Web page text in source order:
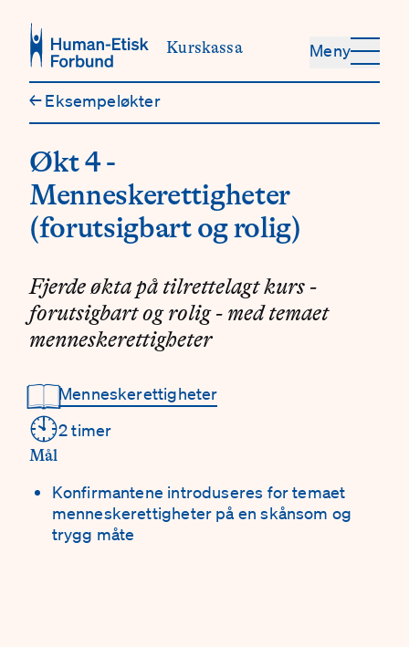
Kurskassa Meny
←Eksempeløkter
Økt 4 -
Menneskerettigheter
(forutsigbart og rolig)
Fjerde økta på tilrettelagt kurs -
forutsigbart og rolig - med temaet
menneskerettigheter
Detaljer
📖Menneskerettigheter
🕙2 timer
Mål
Konfirmantene introduseres for temaet
menneskerettigheter på en skånsom og
trygg måte